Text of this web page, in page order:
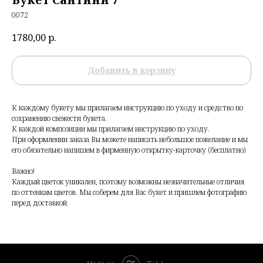
0072
1780,00р.
Добавить в корзину
К каждому букету мы прилагаем инструкцию по уходу и средство по
сохранению свежести букета.
К каждой композиции мы прилагаем инструкцию по уходу.
При оформлении заказа Вы можете написать небольшое пожелание и мы
его обязательно напишем в фирменную открытку-карточку (бесплатно)
Важно!
Каждый цветок уникален, поэтому возможны незначительные отличия
по оттенкам цветов. Мы соберем для Вас букет и пришлем фотографию
перед доставкой.